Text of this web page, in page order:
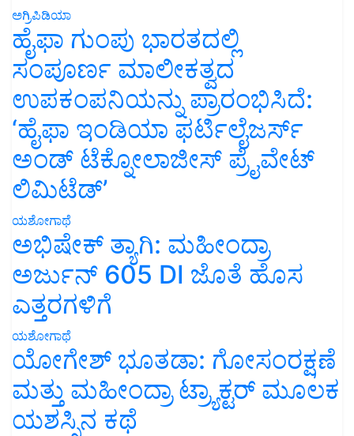
ಅಗ್ರಿಪಿಡಿಯಾ
ಹೈಫಾ ಗುಂಪು ಭಾರತದಲ್ಲಿ
ಸಂಪೂರ್ಣ ಮಾಲೀಕತ್ವದ
ಉಪಕಂಪನಿಯನ್ನು ಪ್ರಾರಂಭಿಸಿದೆ:
‘ಹೈಫಾ ಇಂಡಿಯಾ ಫರ್ಟಿಲೈಜರ್ಸ್
ಅಂಡ್ ಟೆಕ್ನೋಲಾಜೀಸ್ ಪ್ರೈವೇಟ್
ಲಿಮಿಟೆಡ್’
ಯಶೋಗಾಥೆ
ಅಭಿಷೇಕ್ ತ್ಯಾಗಿ: ಮಹೀಂದ್ರಾ
ಅರ್ಜುನ್ 605 DI ಜೊತೆ ಹೊಸ
ಎತ್ತರಗಳಿಗೆ
ಯಶೋಗಾಥೆ
ಯೋಗೇಶ್ ಭೂತಡಾ: ಗೋಸಂರಕ್ಷಣೆ
ಮತ್ತು ಮಹೀಂದ್ರಾ ಟ್ರ್ಯಾಕ್ಟರ್ ಮೂಲಕ
ಯಶಸ್ಸಿನ ಕಥೆ